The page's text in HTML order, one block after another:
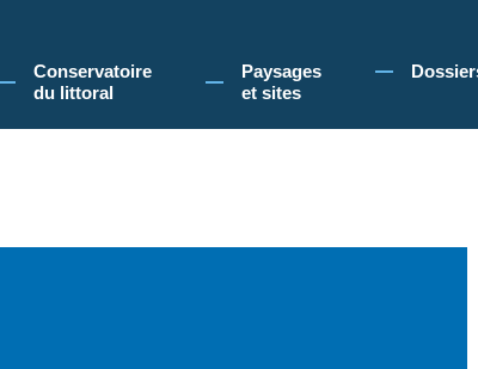
du littoral, vous acceptez l'utilisation de cookies pour vous
Conservatoire
du littoral
Paysages
et sites